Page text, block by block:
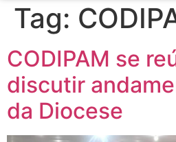
Tag:
CODIPAM se
discutir
da Diocese